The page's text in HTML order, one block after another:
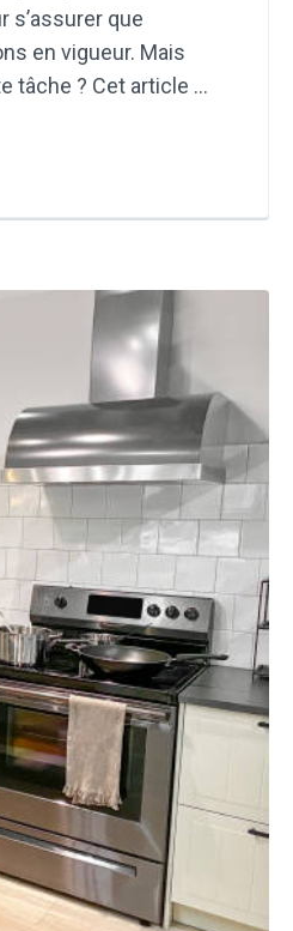
s’assurer que
en vigueur. Mais
tâche ? Cet article …